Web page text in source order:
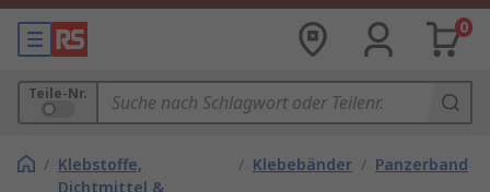
0
Teile-Nr.
/ Klebstoffe,
Dichtmittel &
/ Klebebänder / Panzerband